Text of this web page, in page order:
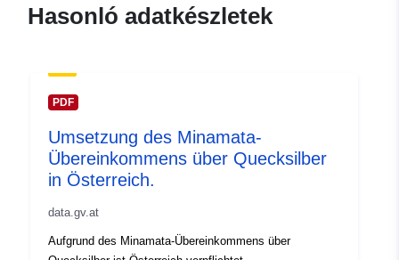
Hasonló adatkészletek
PDF
Umsetzung des Minamata-
Übereinkommens über Quecksilber
in Österreich.
data.gv.at
Aufgrund des Minamata-Übereinkommens über